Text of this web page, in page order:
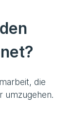
die
umzugehen.